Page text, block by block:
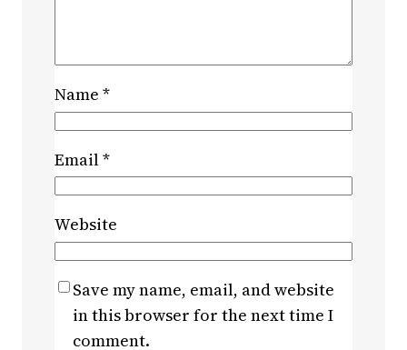
Name *
Email*
Website
Save my name, email, and website
in this browser for the next time I
comment.